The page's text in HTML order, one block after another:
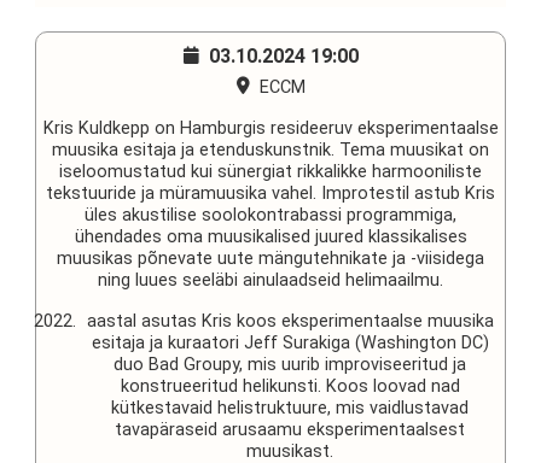
03.10.2024 19:00
ECCM
Kris Kuldkepp on Hamburgis resideeruv eksperimentaalse
muusika esitaja ja etenduskunstnik. Tema muusikat on
iseloomustatud kui sünergiat rikkalikke harmooniliste
tekstuuride ja müramuusika vahel. Improtestil astub Kris
üles akustilise soolokontrabassi programmiga,
ühendades oma muusikalised juured klassikalises
muusikas põnevate uute mängutehnikate ja -viisidega
ning luues seeläbi ainulaadseid helimaailmu.
aastal asutas Kris koos eksperimentaalse muusika
esitaja ja kuraatori Jeff Surakiga (Washington DC)
duo Bad Groupy, mis uurib improviseeritud ja
konstrueeritud helikunsti. Koos loovad nad
kütkestavaid helistruktuure, mis vaidlustavad
tavapäraseid arusaamu eksperimentaalsest
muusikast.